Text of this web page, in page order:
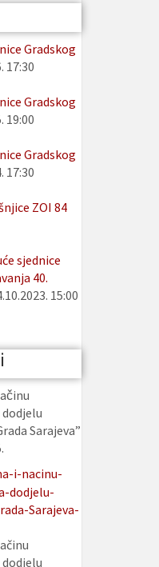
Gradskog
17:30
Gradskog
19:00
Gradskog
17:30
ZOI 84
sjednice
40.
15:00
Sarajeva”
i-nacinu-
dodjelu-
Sarajeva-